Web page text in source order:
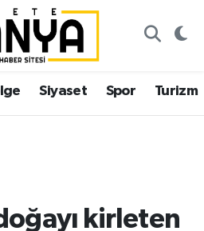
Siyaset Spor Turizm
kirleten
ve Fikstür